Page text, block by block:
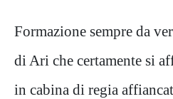
Formazione sempre da
di Ari che certamente si
in cabina di regia